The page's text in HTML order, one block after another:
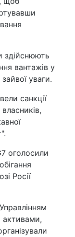
здійснюють
вантажів у
уваги.
санкції
оголосили
Росії